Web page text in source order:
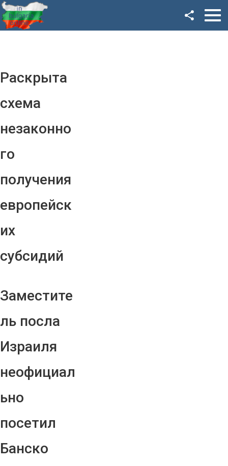
Раскрыта
схема
незаконно
го
получения
европейск
их
субсидий
Заместите
ль посла
Израиля
неофициал
ьно
посетил
Банско